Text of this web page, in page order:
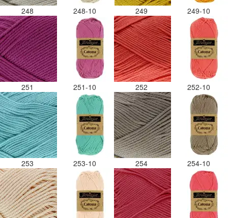
248 248-10 249 249-10
251 251-10 252 252-10
253 253-10 254 254-10